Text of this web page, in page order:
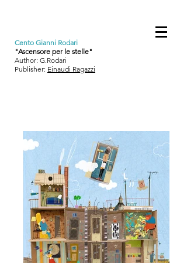
Cento Gianni Rodari
"Ascensore per le stelle"
Author: G.Rodari
Publisher: Einaudi Ragazzi